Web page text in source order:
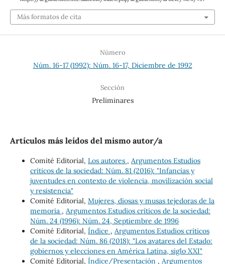
Más formatos de cita
Número
Núm. 16-17 (1992): Núm. 16-17, Diciembre de 1992
Sección
Preliminares
Artículos más leídos del mismo autor/a
Comité Editorial, Los autores , Argumentos Estudios
críticos de la sociedad: Núm. 81 (2016): "Infancias y
juventudes en contexto de violencia, movilización social
y resistencia"
Comité Editorial, Mujeres, diosas y musas tejedoras de la
memoria , Argumentos Estudios críticos de la sociedad:
Núm. 24 (1996): Núm. 24, Septiembre de 1996
Comité Editorial, Índice , Argumentos Estudios críticos
de la sociedad: Núm. 86 (2018): "Los avatares del Estado:
gobiernos y elecciones en América Latina, siglo XXI"
Comité Editorial, Índice/Presentación , Argumentos